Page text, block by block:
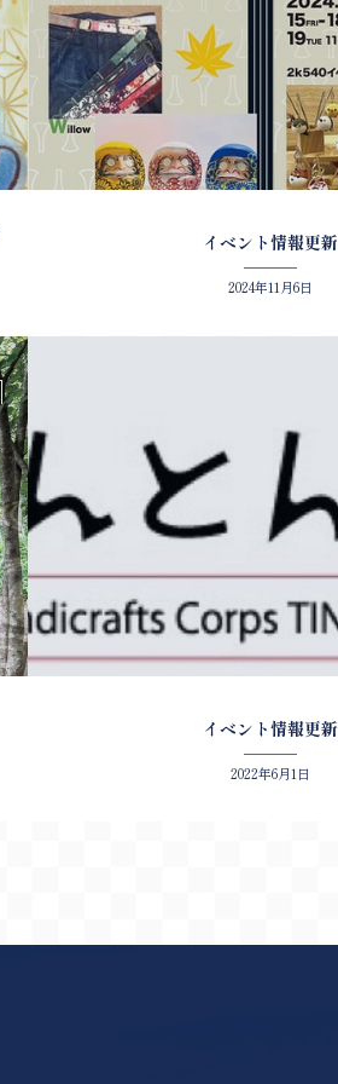
イベント情報更新
2024年11月6日
イベント情報更新
2022年6月1日